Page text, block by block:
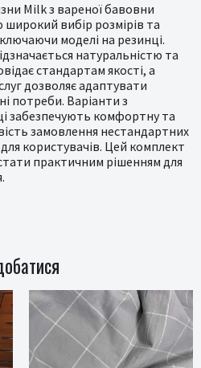
Milk з вареної бавовни
вибір розмірів та
моделі на резинці.
натуральністю та
стандартам якості, а
дозволяє адаптувати
потреби. Варіанти з
забезпечують комфортну та
замовлення нестандартних
користувачів. Цей комплект
практичним рішенням для